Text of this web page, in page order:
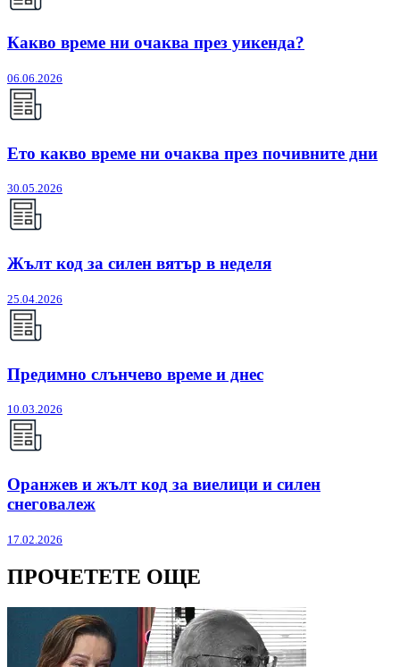
Какво време ни очаква през уикенда?
06.06.2026
Ето какво време ни очаква през почивните дни
30.05.2026
Жълт код за силен вятър в неделя
25.04.2026
Предимно слънчево време и днес
10.03.2026
Оранжев и жълт код за виелици и силен
снеговалеж
17.02.2026
ПРОЧЕТЕТЕ ОЩЕ